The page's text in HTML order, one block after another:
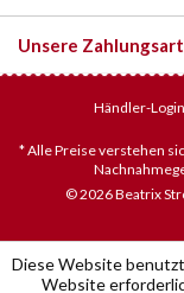
Unsere
Händler-Login
* Alle Preise verstehen
© 2026 Beatrix
Diese Website
Website